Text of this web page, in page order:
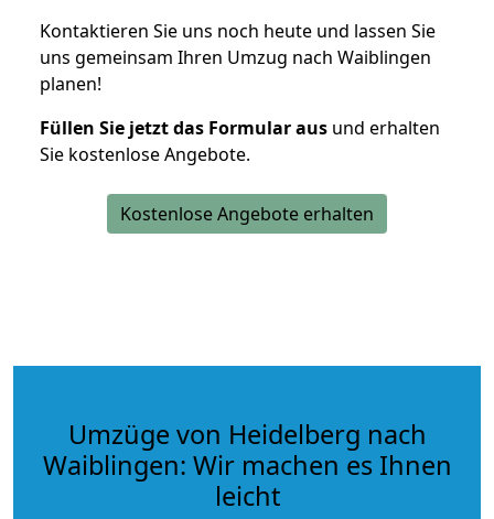
Kontaktieren Sie uns noch heute und lassen Sie
uns gemeinsam Ihren Umzug nach Waiblingen
planen!
Füllen Sie jetzt das Formular aus und erhalten
Sie kostenlose Angebote.
Kostenlose Angebote erhalten
Umzüge von Heidelberg nach
Waiblingen: Wir machen es Ihnen
leicht